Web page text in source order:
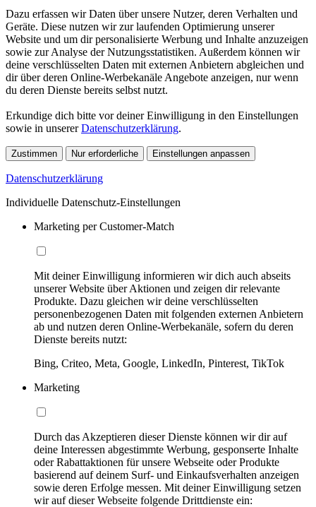
Dazu erfassen wir Daten über unsere Nutzer, deren Verhalten und
Geräte. Diese nutzen wir zur laufenden Optimierung unserer
Website und um dir personalisierte Werbung und Inhalte anzuzeigen
sowie zur Analyse der Nutzungsstatistiken. Außerdem können wir
deine verschlüsselten Daten mit externen Anbietern abgleichen und
dir über deren Online-Werbekanäle Angebote anzeigen, nur wenn
du deren Dienste bereits selbst nutzt.
Erkundige dich bitte vor deiner Einwilligung in den Einstellungen
sowie in unsererDatenschutzerklärung.
Zustimmen Nur erforderliche Einstellungen anpassen
Datenschutzerklärung
Individuelle Datenschutz-Einstellungen
Marketing per Customer-Match
Mit deiner Einwilligung informieren wir dich auch abseits
unserer Website über Aktionen und zeigen dir relevante
Produkte. Dazu gleichen wir deine verschlüsselten
personenbezogenen Daten mit folgenden externen Anbietern
ab und nutzen deren Online-Werbekanäle, sofern du deren
Dienste bereits nutzt:
Bing, Criteo, Meta, Google, LinkedIn, Pinterest, TikTok
Marketing
Durch das Akzeptieren dieser Dienste können wir dir auf
deine Interessen abgestimmte Werbung, gesponserte Inhalte
oder Rabattaktionen für unsere Webseite oder Produkte
basierend auf deinem Surf- und Einkaufsverhalten anzeigen
sowie deren Erfolge messen. Mit deiner Einwilligung setzen
wir auf dieser Webseite folgende Drittdienste ein: